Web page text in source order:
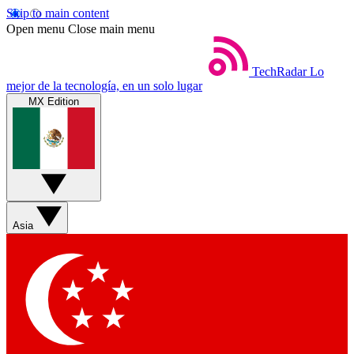
Skip to main content
Open menu Close main menu
TechRadar Lo
mejor de la tecnología, en un solo lugar
MX Edition
Asia